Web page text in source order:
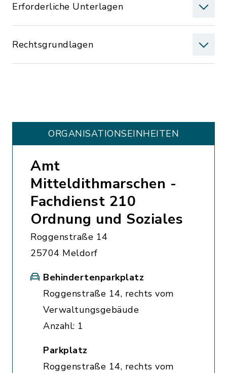
Erforderliche Unterlagen
Rechtsgrundlagen
ORGANISATIONS­EINHEITEN
Amt
Mitteldithmarschen -
Fachdienst 210
Ordnung und Soziales
Roggenstraße 14
25704 Meldorf
Behindertenparkplatz
Roggenstraße 14, rechts vom
Verwaltungsgebäude
Anzahl: 1
Parkplatz
Roggenstraße 14, rechts vom